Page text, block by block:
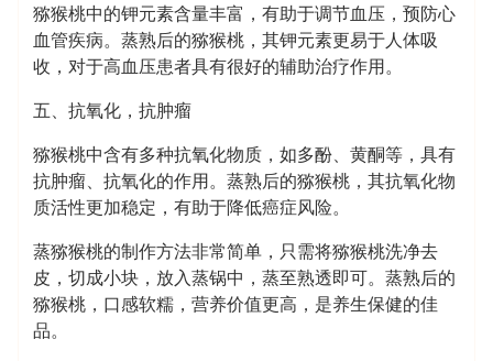
猕猴桃中的钾元素含量丰富，有助于调节血压，预防心
血管疾病。蒸熟后的猕猴桃，其钾元素更易于人体吸
收，对于高血压患者具有很好的辅助治疗作用。
五、抗氧化，抗肿瘤
猕猴桃中含有多种抗氧化物质，如多酚、黄酮等，具有
抗肿瘤、抗氧化的作用。蒸熟后的猕猴桃，其抗氧化物
质活性更加稳定，有助于降低癌症风险。
蒸猕猴桃的制作方法非常简单，只需将猕猴桃洗净去
皮，切成小块，放入蒸锅中，蒸至熟透即可。蒸熟后的
猕猴桃，口感软糯，营养价值更高，是养生保健的佳
品。